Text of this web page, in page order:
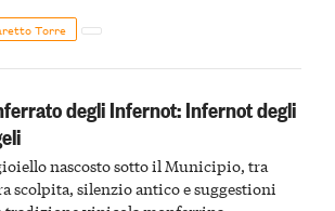
Torre
degli Infernot: Infernot degli
nascosto sotto il Municipio, tra
scolpita, silenzio antico e suggestioni